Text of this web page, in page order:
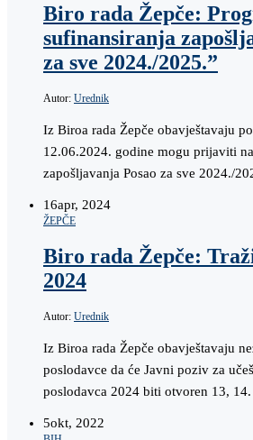
Biro rada Žepče:
sufinansiranja
za sve 2024./2025.”
Autor: Urednik
Iz Biroa rada Žepče obavještavaju
12.06.2024. godine mogu prijaviti
zapošljavanja Posao za sve 2024./
16apr, 2024
ŽEPČE
Biro rada Žepče:
2024
Autor: Urednik
Iz Biroa rada Žepče obavještavaju
poslodavce da će Javni poziv za
poslodavca 2024 biti otvoren 13,
5okt, 2022